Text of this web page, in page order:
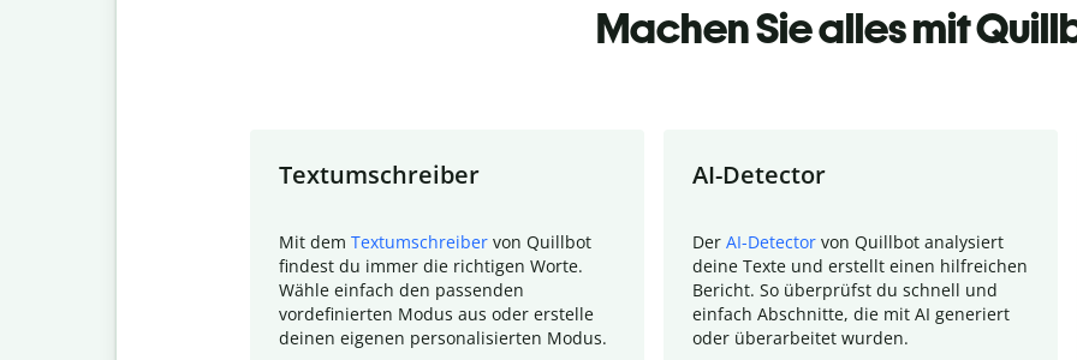
Machen Sie alles mit
Textumschreiber
Mit dem Textumschreiber von Quillbot
findest du immer die richtigen Worte.
Wähle einfach den passenden
vordefinierten Modus aus oder erstelle
deinen eigenen personalisierten Modus.
AI-Detector
Der AI-Detector von Quillbot analysiert
deine Texte und erstellt einen hilfreichen
Bericht. So überprüfst du schnell und
einfach Abschnitte, die mit AI generiert
oder überarbeitet wurden.